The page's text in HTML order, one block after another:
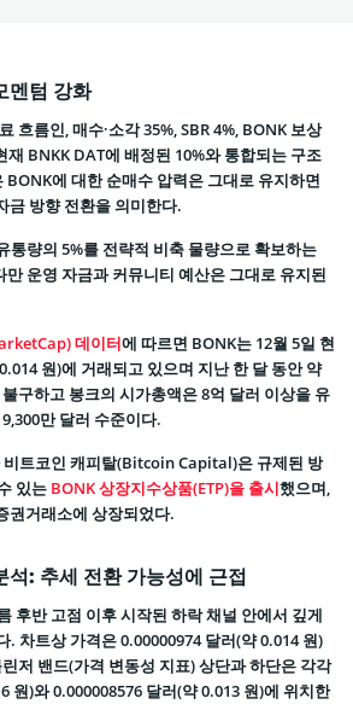
멘텀 강화
흐름인, 매수·소각 35%, SBR 4%, BONK 보상
재 BNKK DAT에 배정된 10%와 통합되는 구조
BONK에 대한 순매수 압력은 그대로 유지하면
금 방향 전환을 의미한다.
통량의 5%를 전략적 비축 물량으로 확보하는
만 운영 자금과 커뮤니티 예산은 그대로 유지된
데이터에 따르면 BONK는 12월 5일 현
원)에 거래되고 있으며 지난 한 달 동안 약
구하고 봉크의 시가총액은 8억 달러 이상을 유
만 달러 수준이다.
비트코인 캐피탈(Bitcoin Capital)은 규제된 방
있는 BONK 상장지수상품(ETP)을 출시했으며,
권거래소에 상장되었다.
: 추세 전환 가능성에 근접
후반 고점 이후 시작된 하락 채널 안에서 깊게
. 차트상 가격은 0.00000974 달러(약 0.014 원)
저 밴드(가격 변동성 지표) 상단과 하단은 각각
원)와 0.000008576 달러(약 0.013 원)에 위치한